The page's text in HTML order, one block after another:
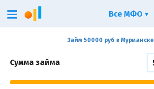
Займ 50000 руб в Мурманске
Сумма займа
Все МФО